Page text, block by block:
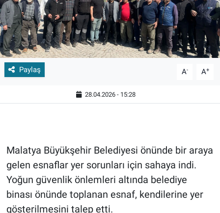
Paylaş A- A+
28.04.2026 - 15:28
Malatya Büyükşehir Belediyesi önünde bir araya
gelen esnaflar yer sorunları için sahaya indi.
Yoğun güvenlik önlemleri altında belediye
binası önünde toplanan esnaf, kendilerine yer
gösterilmesini talep etti.